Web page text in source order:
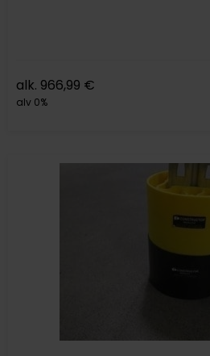
alk. 966,99 €
alv 0%